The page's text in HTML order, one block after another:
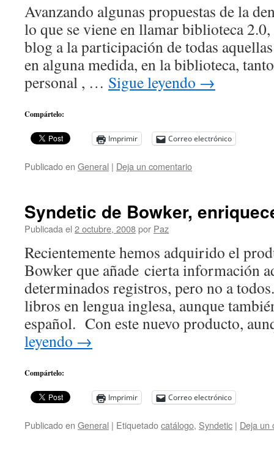
Avanzando algunas propuestas de la
lo que se viene en llamar biblioteca
blog a la participación de todas
en alguna medida, en la biblioteca,
personal , … Sigue leyendo →
Compártelo:
Imprimir Correo electrónico
Publicado en General | Deja un comentario
Syndetic de Bowker,
Publicada el 2 octubre, 2008por Paz
Recientemente hemos adquirido el
Bowker que añade cierta información
determinados registros, pero no a
libros en lengua inglesa, aunque
español. Con este nuevo producto,
leyendo →
Compártelo:
Imprimir Correo electrónico
Publicado en General | Etiquetadocatálogo, Syndetic | Deja un